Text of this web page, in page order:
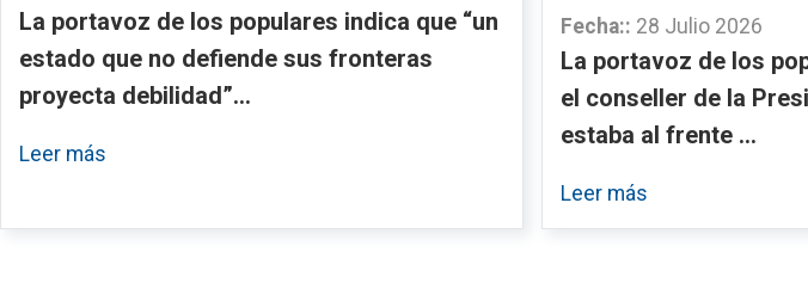
La portavoz de los populares indica que “un
estado que no defiende sus fronteras
proyecta debilidad”...
Leer más
Fecha:: 28 Julio 2026
La portavoz de los
el conseller de la
estaba al frente ...
Leer más